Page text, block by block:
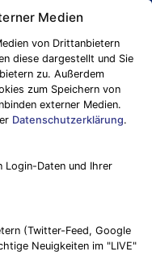
und
Elster
Freitagabend,
den 17.07.2015
Medien
von Drittanbietern
diese dargestellt und Sie
zu. Außerdem
zum Speichern von
externer Medien.
Datenschutzerklärung.
Login-Daten und Ihrer
(Twitter-Feed, Google
Neuigkeiten im "LIVE"